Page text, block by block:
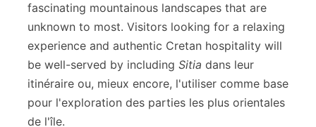
fascinating mountainous landscapes that are
unknown to most. Visitors looking for a relaxing
experience and authentic Cretan hospitality will
be well-served by including Sitia dans leur
itinéraire ou, mieux encore, l'utiliser comme base
pour l'exploration des parties les plus orientales
de l'île.